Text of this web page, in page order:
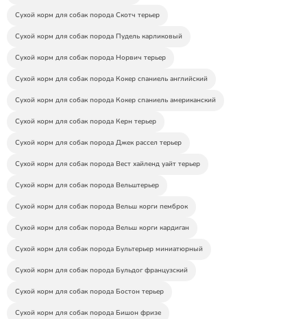
Сухой корм для собак порода Скотч терьер
Сухой корм для собак порода Пудель карликовый
Сухой корм для собак порода Норвич терьер
Сухой корм для собак порода Кокер спаниель английский
Сухой корм для собак порода Кокер спаниель американский
Сухой корм для собак порода Керн терьер
Сухой корм для собак порода Джек рассел терьер
Сухой корм для собак порода Вест хайленд уайт терьер
Сухой корм для собак порода Вельштерьер
Сухой корм для собак порода Вельш корги пемброк
Сухой корм для собак порода Вельш корги кардиган
Сухой корм для собак порода Бультерьер миниатюрный
Сухой корм для собак порода Бульдог французский
Сухой корм для собак порода Бостон терьер
Сухой корм для собак порода Бишон фризе